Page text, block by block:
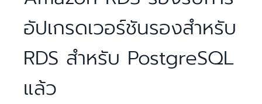
อัปเกรดเวอร์ชันรองสำหรับ
RDS สำหรับ PostgreSQL
แล้ว